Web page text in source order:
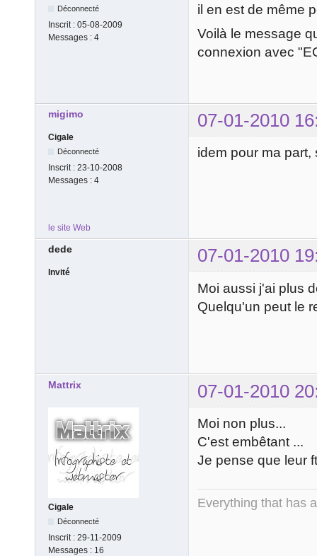
Déconnecté
Inscrit : 05-08-2009
Messages : 4
il en est de même
Voilà le message
connexion avec
migimo 07-01-2010
Cigale
Déconnecté
Inscrit : 23-10-2008
Messages : 4
idem pour ma
le site Web
dede 07-01-2010
Invité
Moi aussi j'ai plus
Quelqu'un peut le
Mattrix 07-01-2010
Cigale
Déconnecté
Inscrit : 29-11-2009
Messages : 16
Moi non plus...
C'est embêtant ...
Je pense que leur
Everything that has